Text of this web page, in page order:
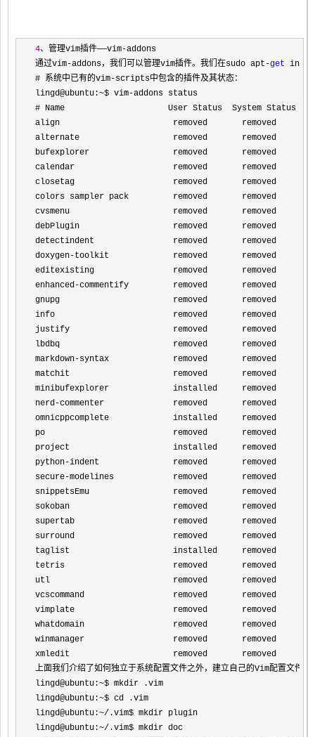
4、管理vim插件——vim-addons
通过vim-addons，我们可以管理vim插件。我们在sudo apt-get
# 系统中已有的vim-scripts中包含的插件及其状态：
lingd@ubuntu:~$ vim-addons status
# Name                     User Status  System Status
align                       removed       removed
alternate                   removed       removed
bufexplorer                 removed       removed
calendar                    removed       removed
closetag                    removed       removed
colors sampler pack         removed       removed
cvsmenu                     removed       removed
debPlugin                   removed       removed
detectindent                removed       removed
doxygen-toolkit             removed       removed
editexisting                removed       removed
enhanced-commentify         removed       removed
gnupg                       removed       removed
info                        removed       removed
justify                     removed       removed
lbdbq                       removed       removed
markdown-syntax             removed       removed
matchit                     removed       removed
minibufexplorer             installed     removed
nerd-commenter              removed       removed
omnicppcomplete             installed     removed
po                          removed       removed
project                     installed     removed
python-indent               removed       removed
secure-modelines            removed       removed
snippetsEmu                 removed       removed
sokoban                     removed       removed
supertab                    removed       removed
surround                    removed       removed
taglist                     installed     removed
tetris                      removed       removed
utl                         removed       removed
vcscommand                  removed       removed
vimplate                    removed       removed
whatdomain                  removed       removed
winmanager                  removed       removed
xmledit                     removed       removed
上面我们介绍了如何独立于系统配置文件之外，建立自己的Vim配置文件
lingd@ubuntu:~$ mkdir .vim
lingd@ubuntu:~$ cd .vim
lingd@ubuntu:~/ .vim$ mkdir plugin
lingd@ubuntu:~/ .vim$ mkdir doc